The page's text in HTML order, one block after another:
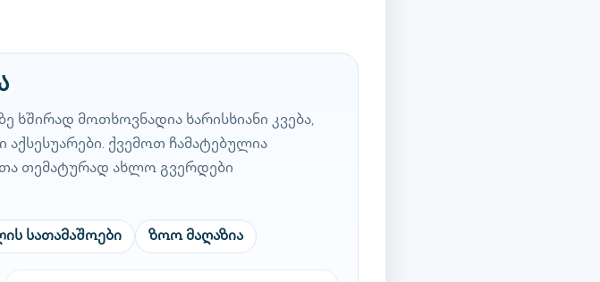
მოთხოვნადია ხარისხიანი კვება,
ქვემოთ ჩამატებულია
თემატურად ახლო გვერდები
სათამაშოები ზოო მაღაზია